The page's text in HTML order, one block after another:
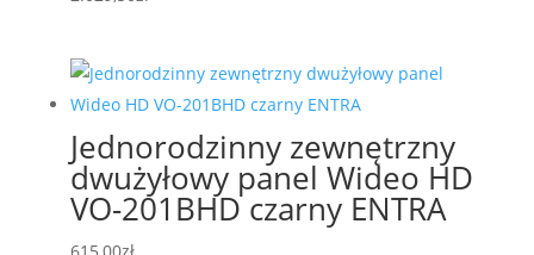
Jednorodzinny zewnętrzny
dwużyłowy panel Wideo HD
VO-201BHD czarny ENTRA
615,00zł